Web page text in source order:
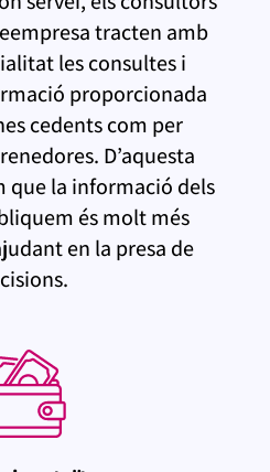
tracten amb
les consultes i
proporcionada
cedents com per
D’aquesta
que la informació dels
és molt més
en la presa de